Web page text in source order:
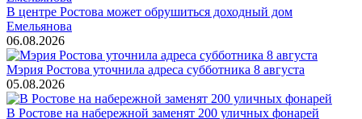
В центре Ростова может обрушиться доходный дом
Емельянова
06.08.2026
Мэрия Ростова уточнила адреса субботника 8 августа
05.08.2026
В Ростове на набережной заменят 200 уличных фонарей